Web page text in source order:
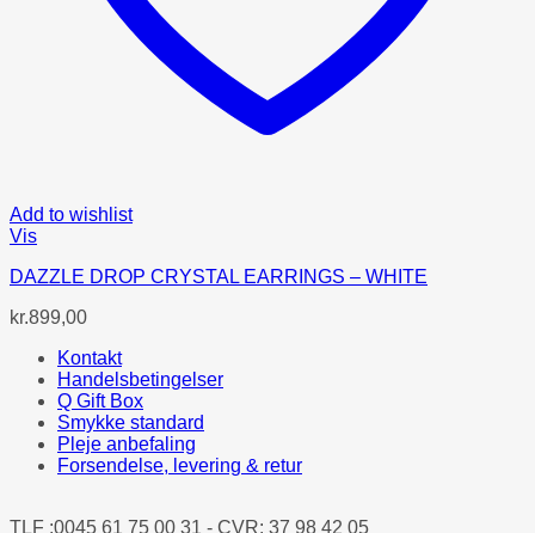
Add to wishlist
Vis
DAZZLE DROP CRYSTAL EARRINGS – WHITE
kr.899,00
Kontakt
Handelsbetingelser
Q Gift Box
Smykke standard
Pleje anbefaling
Forsendelse, levering & retur
TLF :0045 61 75 00 31 - CVR: 37 98 42 05